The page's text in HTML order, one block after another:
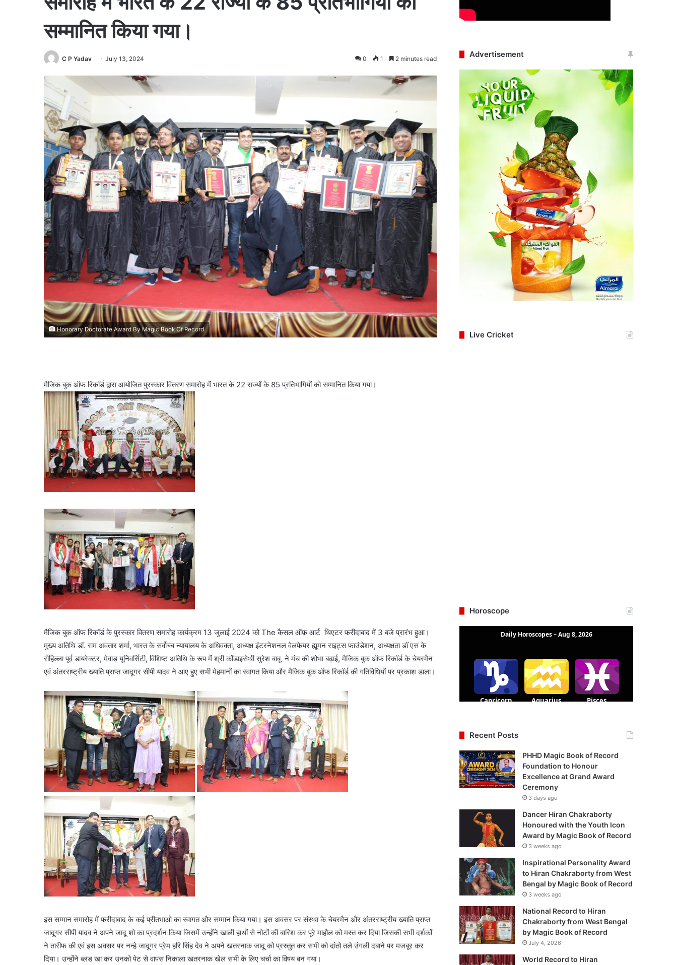
सम्मानित किया गया।
C P Yadav July 13, 2024 0 1 2 minutes read
Honorary Doctorate Award By Magic Book Of Record
मैजिक बुक ऑफ रिकॉर्ड द्वारा आयोजित पुरस्कार वितरण समारोह में भारत के 22 राज्यों के 85 प्रतिभागियों को सम्मानित किया गया।
मैजिक बुक ऑफ रिकॉर्ड के पुरस्कार वितरण समारोह कार्यक्रम 13 जुलाई 2024 को The कैसल ऑफ़ आर्ट थिएटर फरीदाबाद में 3 बजे प्रारंभ हुआ।
मुख्य अतिथि डॉ. राम अवतार शर्मा, भारत के सर्वोच्च न्यायालय के अधिवक्ता, अध्यक्ष इंटरनेशनल वेलफेयर ह्यूमन राइट्स फाउंडेशन, अध्यक्षता डॉ एस के
रोहिल्ला पूर्व डायरेक्टर, मेवाड़ यूनिवर्सिटी, विशिष्ट अतिथि के रूप में श्री कोंडाइसेथी सुरेश बाबू ने मंच की शोभा बढ़ाई, मैजिक बुक ऑफ रिकॉर्ड के चेयरमैन
एवं अंतरराष्ट्रीय ख्याति प्राप्त जादूगर सीपी यादव ने आए हुए सभी मेहमानों का स्वागत किया और मैजिक बुक ऑफ रिकॉर्ड की गतिविधियों पर प्रकाश डाला।
इस सम्मान समारोह में फरीदाबाद के कई प्रीतभाओ का स्वागत और सम्मान किया गया। इस अवसर पर संस्था के चेयरमैन और अंतरराष्ट्रीय ख्याति प्राप्त
जादूगर सीपी यादव ने अपने जादू शो का प्रदर्शन किया जिसमें उन्होंने खाली हाथों से नोटों की बारिश कर पूरे माहौल को मस्त कर दिया जिसकी सभी दर्शकों
ने तारीफ की एवं इस अवसर पर नन्हे जादूगर प्रेम हरि सिंह देव ने अपने खतरनाक जादू को प्रस्तुत कर सभी को दांतो तले उंगली दबाने पर मजबूर कर
दिया। उन्होंने ब्लड खा कर उनको पेट से वापस निकाला खतरनाक खेल सभी के लिए चर्चा का विषय बन गया।
Advertisement
Live Cricket
Horoscope
Recent Posts
PHHD Magic Book of Record
Foundation to Honour
Excellence at Grand Award
Ceremony
3 days ago
Dancer Hiran Chakraborty
Honoured with the Youth Icon
Award by Magic Book of Record
3 weeks ago
Inspirational Personality Award
to Hiran Chakraborty from West
Bengal by Magic Book of Record
3 weeks ago
National Record to Hiran
Chakraborty from West Bengal
by Magic Book of Record
July 4, 2026
World Record to Hiran